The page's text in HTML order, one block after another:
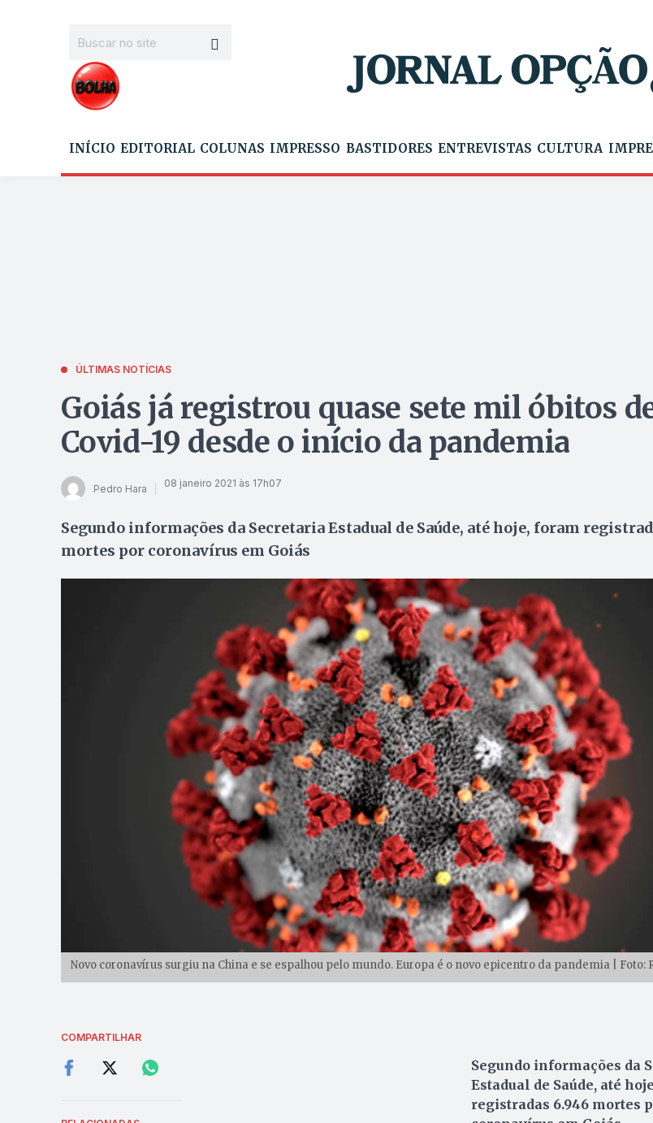
INÍCIO EDITORIAL COLUNAS IMPRESSO BASTIDORES ENTREVISTAS CULTURA
ÚLTIMAS NOTÍCIAS
Goiás já registrou quase sete mil óbitos
Covid-19 desde o início da pandemia
Pedro Hara 08 janeiro 2021 às 17h07
Segundo informações da Secretaria Estadual de Saúde, até hoje, foram
mortes por coronavírus em Goiás
Novo coronavírus surgiu na China e se espalhou pelo mundo. Europa é o novo epicentro da pandemia | Foto:
COMPARTILHAR
Segundo informações da
Estadual de Saúde, até
registradas 6.946 mortes